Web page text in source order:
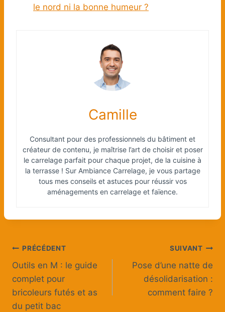
le nord ni la bonne humeur ?
Camille
Consultant pour des professionnels du bâtiment et
créateur de contenu, je maîtrise l’art de choisir et poser
le carrelage parfait pour chaque projet, de la cuisine à
la terrasse ! Sur Ambiance Carrelage, je vous partage
tous mes conseils et astuces pour réussir vos
aménagements en carrelage et faïence.
Navigation
de
l’article
PRÉCÉDENT
Outils en M : le guide
complet pour
bricoleurs futés et as
du petit bac
SUIVANT
Pose d’une natte de
désolidarisation :
comment faire ?